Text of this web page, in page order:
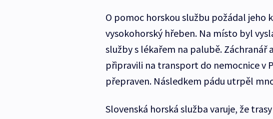
O pomoc horskou službu požádal jeho
vysokohorský hřeben. Na místo byl
služby s lékařem na palubě.
připravili na transport do nemocnice v
přepraven. Následkem pádu utrpěl
Slovenská horská služba varuje, že